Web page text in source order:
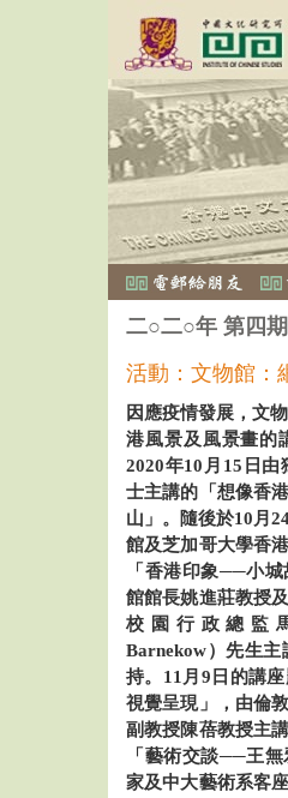
二○二○年 第四期
活動：文物館：
因應疫情發展，文
港風景及風景畫的
2020年10月15日
士主講的「想像香
山」。隨後於10月
館及芝加哥大學香
「香港印象──小
館館長姚進莊教授
校園行政總監
Barnekow）先生
持。11月9日的講
視覺呈現」，由倫
副教授陳蓓教授主
「藝術交談──王
家及中大藝術系客